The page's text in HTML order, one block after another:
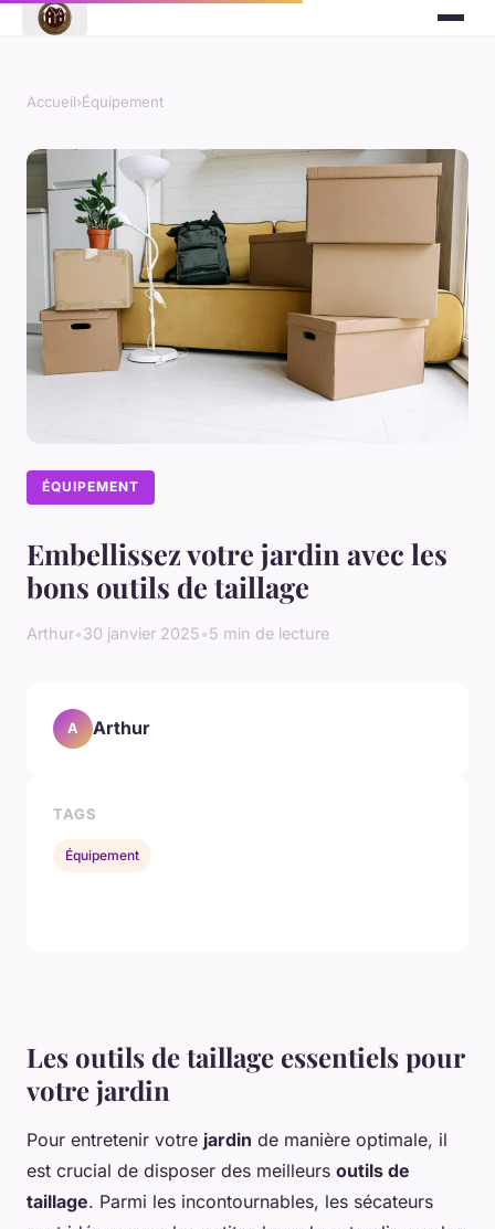
Accueil›Équipement
ÉQUIPEMENT
Embellissez votre jardin avec les
bons outils de taillage
Arthur•30 janvier 2025•5 min de lecture
Les outils de taillage essentiels pour
votre jardin
Pour entretenir votre jardin de manière optimale, il
est crucial de disposer des meilleurs outils de
taillage. Parmi les incontournables, les sécateurs
A Arthur
TAGS
Équipement